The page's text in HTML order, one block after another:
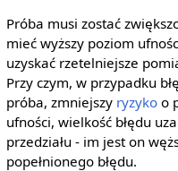
Próba musi zostać
mieć wyższy poziom
uzyskać rzetelniejsze
Przy czym, w przypadku
próba, zmniejszy ryzykoo
ufności, wielkość błędu
przedziału - im jest on
popełnionego błędu.